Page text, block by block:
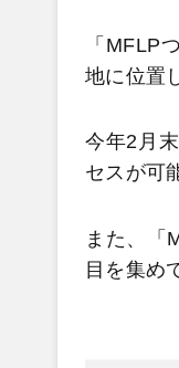
「MFLP
地に位置
今年2月
セスが可
また、「
目を集め